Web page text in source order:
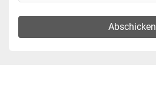
Abschicken